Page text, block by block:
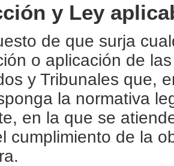
y Ley
de que surja
o aplicación de
y Tribunales que,
la normativa
en la que se
cumplimiento de la